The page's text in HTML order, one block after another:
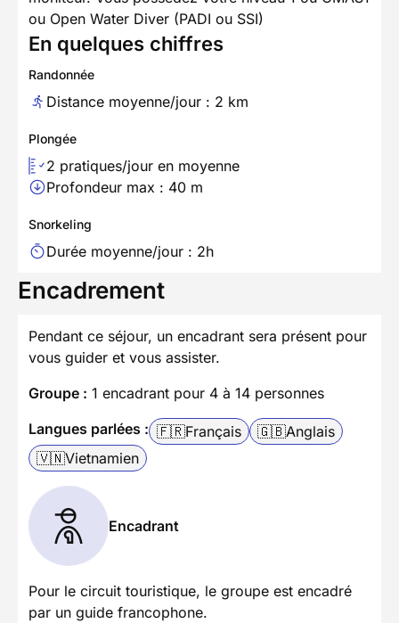
ou Open Water Diver (PADI ou SSI)
En quelques chiffres
Randonnée
Distance moyenne/jour : 2 km
Plongée
2 pratiques/jour en moyenne
Profondeur max : 40 m
Snorkeling
Durée moyenne/jour : 2h
Encadrement
Pendant ce séjour, un encadrant sera présent pour
vous guider et vous assister.
Groupe : 1 encadrant pour 4 à 14 personnes
Langues parlées : 🇫🇷Français 🇬🇧Anglais
🇻🇳Vietnamien
Encadrant
Pour le circuit touristique, le groupe est encadré
par un guide francophone.